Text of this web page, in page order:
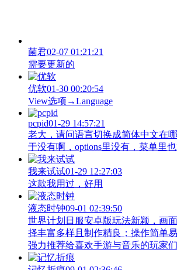
菌君02-07 01:21:21
需要更新的
优软01-30 00:20:54
View‌选项→Language
pcpid01-29 14:57:21
老大，请问语言切换成简体中文在
于没有啊，options里没有，菜单里
我来试试01-29 12:27:03
这款我用过，好用
液态时钟09-01 02:39:50
世界计划日服安卓版玩法新颖，画
择丰富多样且制作精良；操作简单
强力推荐给喜欢手游与音乐的玩家